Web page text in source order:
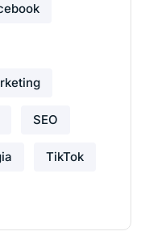
SEO
TikTok